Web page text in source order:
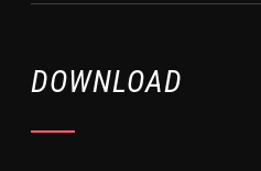
DOWNLOAD